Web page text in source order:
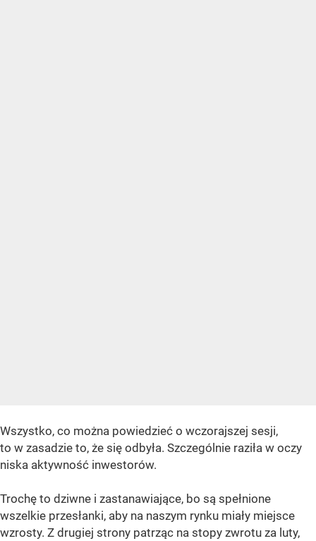
Wszystko, co można powiedzieć o wczorajszej sesji,
to w zasadzie to, że się odbyła. Szczególnie raziła w oczy
niska aktywność inwestorów.
Trochę to dziwne i zastanawiające, bo są spełnione
wszelkie przesłanki, aby na naszym rynku miały miejsce
wzrosty. Z drugiej strony patrząc na stopy zwrotu za luty,